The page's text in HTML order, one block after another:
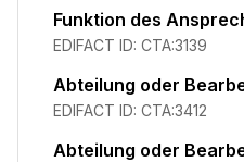
Funktion des
EDIFACT ID: CTA:3139
Abteilung oder
EDIFACT ID: CTA:3412
Abteilung oder